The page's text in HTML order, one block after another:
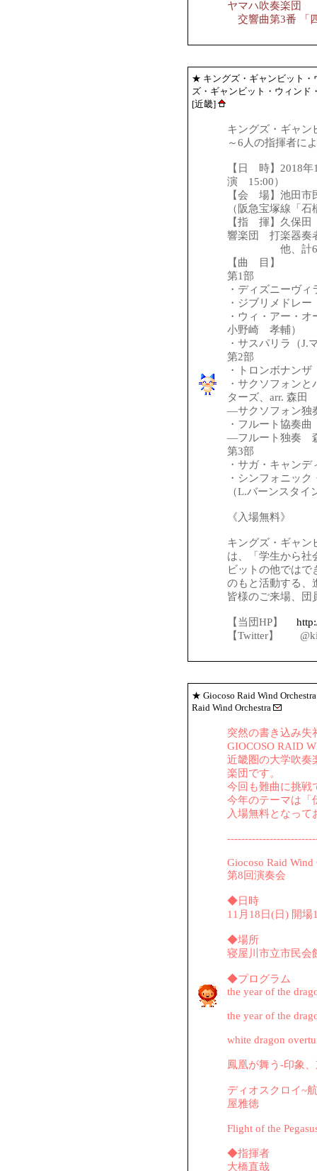
ヤマハ吹奏楽団
交響曲第3番 「
★ キングズ・ギャンビット
ズ・ギャンビット・ウィン
[近畿]
キングズ・ギャ
～6人の指揮者
【日 時】2018
演 15:00）
【会 場】池田
（阪急宝塚線「
【指 揮】久保
響楽団 打楽器奏
他、計6
【曲 目】
第1部
・ディズニーヴ
・ジブリメドレ
・ウィ・アー・
小野崎 孝輔）
・サスパリラ（J.
第2部
・トロンボナン
・サクソフォン
ターズ、arr. 森田
―サクソフォン
・フルート協奏
―フルート独奏
第3部
・サガ・キャン
・シンフォニッ
（L.バーンスタイ
《入場無料》
キングズ・ギャン
は、「学生から社
ビットの他では
のもと活動する、
皆様のご来場、団
【当団HP】
【Twitter】
★ Giocoso Raid Wind
Raid Wind Orchestra
突然の書き込み失
GIOCOSO RAID
近畿圏の大学吹奏
楽団です。
今回も難曲に挑戦
今年のテーマは「
入場無料となって
Giocoso Raid Wind
第8回演奏会
◆日時
11月18日(日) 開場
◆場所
寝屋川市立市民会
◆プログラム
the year of the
the year of the
white dragon
鳳凰が舞う-印象
ディオスクロイ~
屋雅徳
Flight of the
◆指揮者
大橋直哉